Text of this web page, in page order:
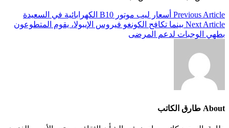
تصفّح
المقالات
Previous Article أسعار ليب موتور B10 الكهرابائية في السعيدة
Next Article بينما تكافح الكونغو فيروس الإيبولا، يقوم المتطوعون
بطهي الوجبات لدعم المرضى
About طارق الكاتب